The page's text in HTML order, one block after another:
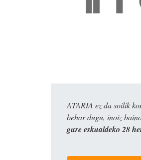
ATARIA ez da soilik
behar dugu, inoiz
gure eskualdeko 28